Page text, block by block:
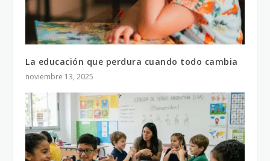
La educación que perdura cuando todo cambia
noviembre 13, 2025